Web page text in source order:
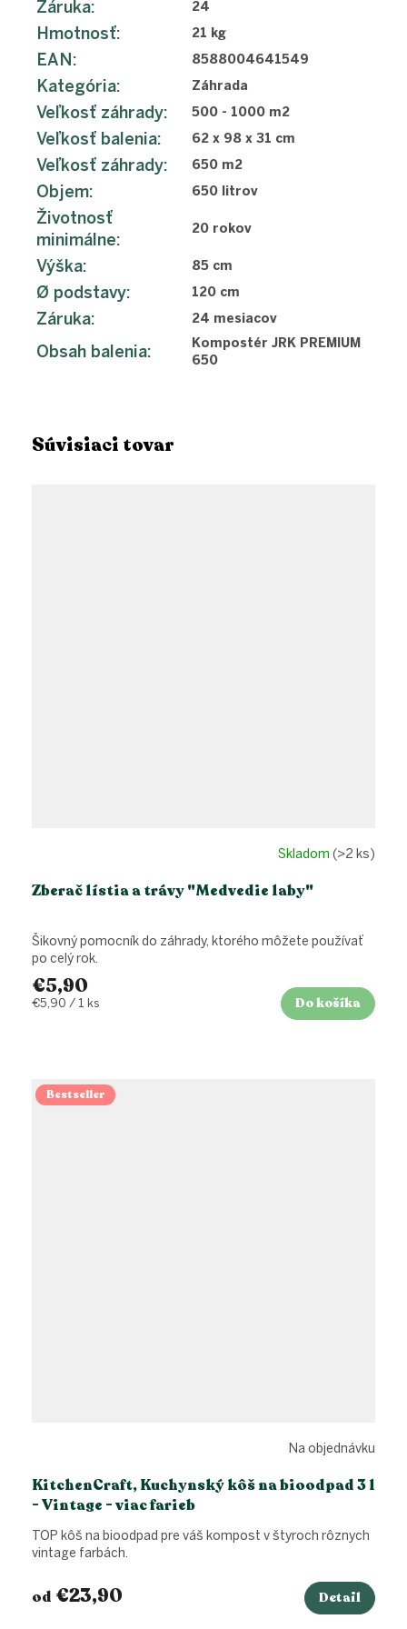
Súvisiaci tovar
Zberač lístia a trávy "Medvedie laby"
Skladom (>2 ks)
€5,90
Jednotková
€5,90 / 1 ks Do košíka
Šikovný pomocník do záhrady, ktorého môžete používať
po celý rok.
Bestseller
KitchenCraft, Kuchynský kôš na bioodpad 3 l
- Vintage - viac farieb
Na objednávku
od €23,90 Detail
TOP kôš na bioodpad pre váš kompost v štyroch rôznych
vintage farbách.
Záruka: 24
Hmotnosť: 21 kg
EAN: 8588004641549
Kategória: Záhrada
Veľkosť záhrady: 500 - 1000 m2
Veľkosť balenia: 62 x 98 x 31 cm
Veľkosť záhrady: 650 m2
Objem: 650 litrov
Životnosť
minimálne:
20 rokov
Výška: 85 cm
Ø podstavy: 120 cm
Záruka: 24 mesiacov
Obsah balenia:
Kompostér JRK PREMIUM
650